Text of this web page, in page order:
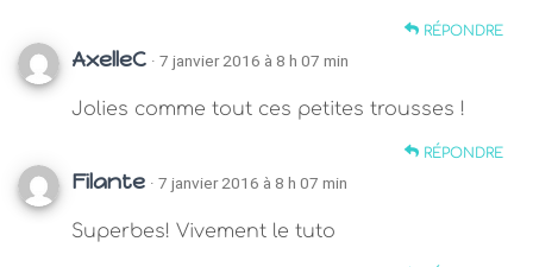
RÉPONDRE
AxelleC · 7 janvier 2016 à 8 h 07 min
Jolies comme tout ces petites trousses !
RÉPONDRE
Filante · 7 janvier 2016 à 8 h 07 min
Superbes! Vivement le tuto